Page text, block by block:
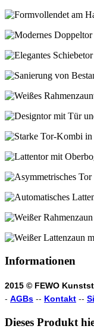
Informationen
2015 © FEWO
- AGBs -- Kontakt --
Dieses Produkt